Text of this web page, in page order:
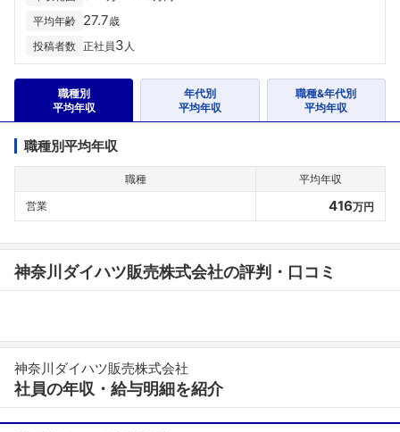
平均年齢 27.7歳
投稿者数 正社員3 人
職種別
平均年収
年代別
平均年収
職種&年代別
平均年収
職種別平均年収
職種
平均年収
営業
416万円
神奈川ダイハツ販売株式会社の評判・口コミ
神奈川ダイハツ販売株式会社
社員の年収・給与明細を紹介